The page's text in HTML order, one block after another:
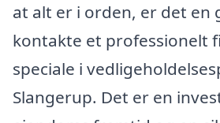
at alt er i orden, er det en
kontakte et professionelt
speciale i
Slangerup. Det er en